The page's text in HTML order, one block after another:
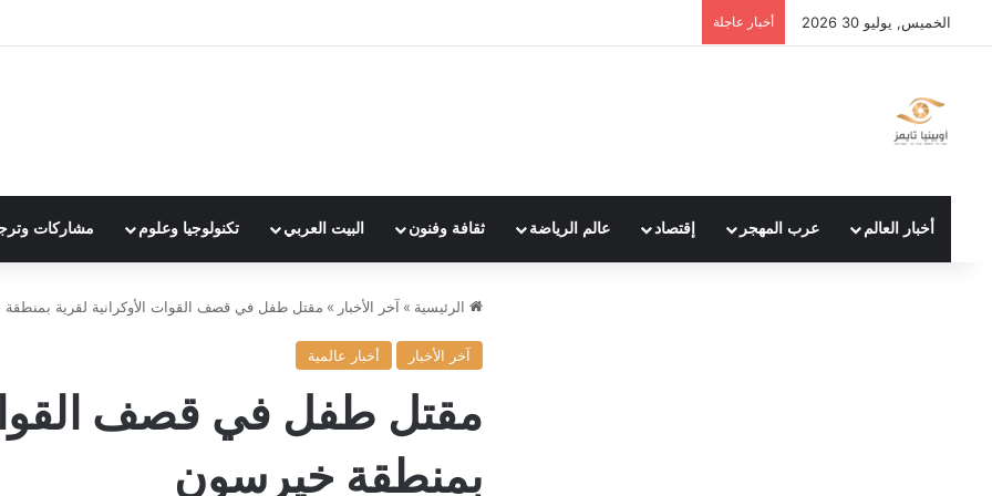
الخميس, يوليو 30 2026 أخبار عاجلة
أخبار العالم عرب المهجر إقتصاد عالم الرياضة ثقافة وفنون البيت العربي تكنولوجيا وعلوم مشاركات
الرئيسية » آخر الأخبار » مقتل طفل في قصف القوات الأوكرانية لقرية
آخر الأخبار أخبار عالمية
مقتل طفل في قصف القوات
بمنطقة خيرسون